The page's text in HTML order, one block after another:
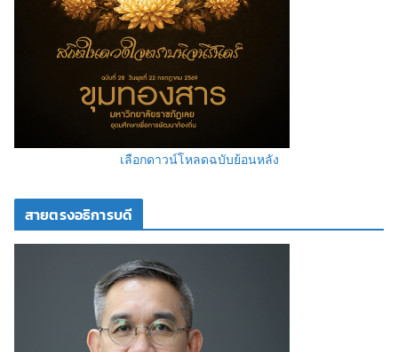
เลือกดาวน์โหลดฉบับย้อนหลัง
สายตรงอธิการบดี